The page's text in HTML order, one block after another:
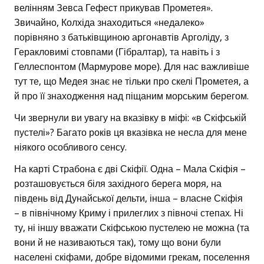
велінням Зевса Гефест прикував Прометея».
Звичайно, Колхіда знаходиться «недалеко»
порівняно з батьківщиною аргонавтів Арголіду, з
Геракловимі стовпами (Гібралтар), та навіть і з
Геллеспонтом (Мармурове море). Для нас важливіше
тут те, що Медея знає не тільки про скелі Прометея, а
й про її знаходження над піщаним морським берегом.
Чи звернули ви увагу на вказівку в міфі: «в Скіфській
пустелі»? Багато років ця вказівка не несла для мене
ніякого особливого сенсу.
На карті Страбона є дві Скіфії. Одна – Мала Скіфія –
розташовується біля західного берега моря, на
південь від Дунайської дельти, інша – власне Скіфія
– в північному Криму і прилеглих з півночі степах. Ні
ту, ні іншу вважати Скіфською пустелею не можна (та
вони й не називаються так), тому що вони були
населені скіфами, добре відомими грекам, поселення